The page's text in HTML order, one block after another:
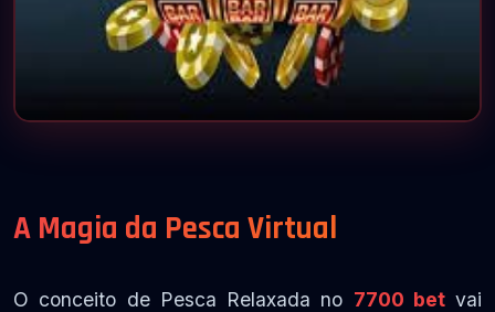
A Magia da Pesca Virtual
O conceito de Pesca Relaxada no 7700 betvai